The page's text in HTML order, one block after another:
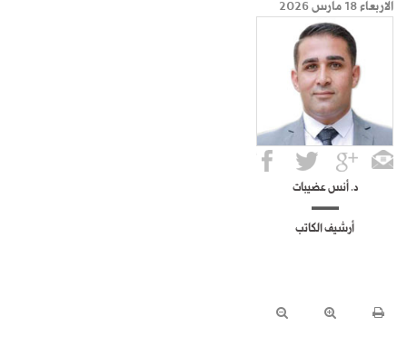
الاربعاء 18 مارس 2026
د. أنس عضيبات
أرشيف الكاتب